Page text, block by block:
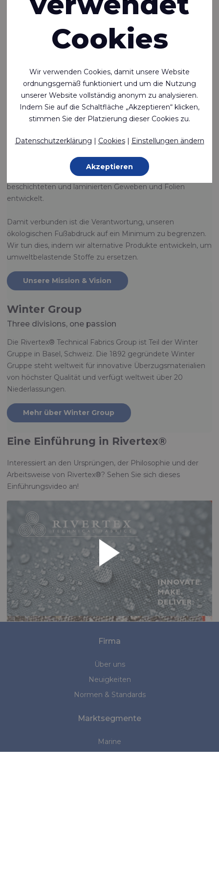
vertrauen auf unsere objektive
Beratung und unser umfassendes
Rivertex® Technical Fabrics
Innovation schaffen. Produzieren. Liefern.
Flexible Fertigungskapazitäten haben es uns ermöglicht,
kontinuierlich neue, leistungsstarke Produkte zu entwickeln.
zugelassen, um praktisch jede Anforderung zu erfüllen.
Im Laufe der Jahre haben wir uns international zu einem
der weltweit führenden Anbieter von technischen
beschichteten und laminierten Geweben und Folien
entwickelt.
Damit verbunden ist die Verantwortung, unseren
ökologischen Fußabdruck auf ein Minimum zu begrenzen.
Wir tun dies, indem wir alternative Produkte entwickeln, um
umweltbelastende Stoffe zu ersetzen.
Unsere Mission & Vision
Winter Group
Three divisions, one passion
Die Rivertex® Technical Fabrics Group ist Teil der Winter
Gruppe in Basel, Schweiz. Die 1892 gegründete Winter
Gruppe steht weltweit für innovative Überzugsmaterialien
von höchster Qualität und verfügt weltweit über 20
Niederlassungen.
Mehr über Winter Group
Eine Einführung in Rivertex®
Interessiert an den Ursprüngen, der Philosophie und der
Arbeitsweise von Rivertex®? Sehen Sie sich dieses
Einführungsvideo an!
Firma
Über uns
Neuigkeiten
Normen & Standards
Marktsegmente
Marine
Cookies
Wir verwenden Cookies, damit unsere Website
ordnungsgemäß funktioniert und um die Nutzung
unserer Website vollständig anonym zu analysieren.
Indem Sie auf die Schaltfläche „Akzeptieren“ klicken,
stimmen Sie der Platzierung dieser Cookies zu.
Datenschutzerklärung | Cookies| Einstellungen ändern
Akzeptieren